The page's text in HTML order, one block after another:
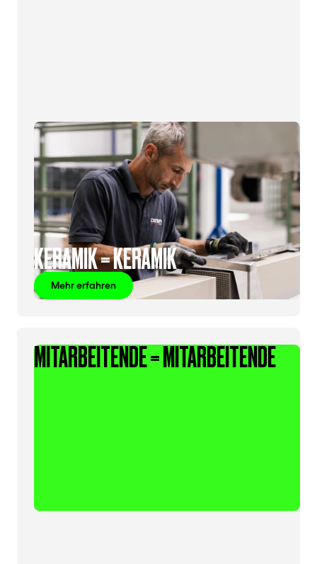
KERAMIK = KERAMIK
Mehr erfahren
MITARBEITENDE = MITARBEITENDE